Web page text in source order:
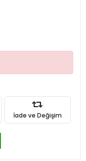
İade ve Değişim